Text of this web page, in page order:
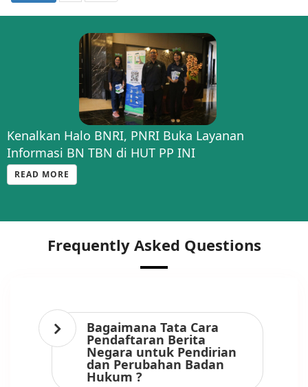
Kenalkan Halo BNRI, PNRI Buka Layanan
Informasi BN TBN di HUT PP INI
READ MORE
Frequently Asked Questions
Bagaimana Tata Cara
Pendaftaran Berita
Negara untuk Pendirian
dan Perubahan Badan
Hukum ?